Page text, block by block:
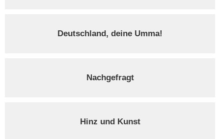
Deutschland, deine Umma!
Nachgefragt
Hinz und Kunst